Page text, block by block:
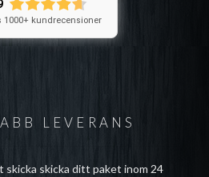
LEVERANS
skicka skicka ditt paket inom 24
1000+ kundrecensioner